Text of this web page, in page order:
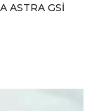
ASTRA GSİ